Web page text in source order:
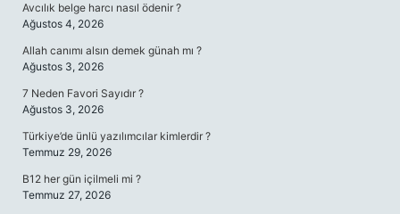
Avcılık belge harcı nasıl ödenir ?
Ağustos 4, 2026
Allah canımı alsın demek günah mı ?
Ağustos 3, 2026
7 Neden Favori Sayıdır ?
Ağustos 3, 2026
Türkiye’de ünlü yazılımcılar kimlerdir ?
Temmuz 29, 2026
B12 her gün içilmeli mi ?
Temmuz 27, 2026